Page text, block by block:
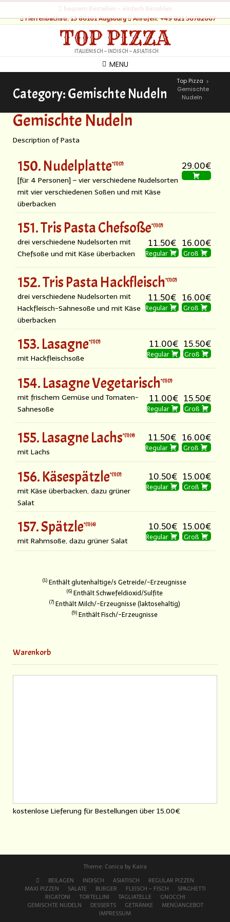
Herrenbachstr. 13 86161 Augsburg
Anrufen: +49 821 56782667
TOP PIZZA
ITALIENISCH – INDISCH – ASIATISCH
MENU
Category:Gemischte Nudeln
Top Pizza >
Gemischte
Nudeln
Gemischte Nudeln
Description of Pasta
150. Nudelplatte 1 7 29.00€
[für 4 Personen] – vier verschiedene Nudelsorten
mit vier verschiedenen Soßen und mit Käse
überbacken
151. Tris Pasta Chefsoße 1 7
11.50€
Regular
16.00€
Groß
drei verschiedene Nudelsorten mit
Chefsoße und mit Käse überbacken
152. Tris Pasta Hackfleisch 1 7
11.50€
Regular
16.00€
Groß
drei verschiedene Nudelsorten mit
Hackfleisch-Sahnesoße und mit Käse
überbacken
153. Lasagne 1 7 11.00€
Regular
15.50€
Groß
mit Hackfleischsoße
154. Lasagne Vegetarisch 1 7
11.00€
Regular
15.50€
Groß
mit frischem Gemüse und Tomaten-
Sahnesoße
155. Lasagne Lachs 1 9 11.50€
Regular
16.00€
Groß
mit Lachs
156. Käsespätzle 1 7 10.50€
Regular
15.00€
Groß
mit Käse überbacken, dazu grüner
Salat
157. Spätzle 1 6 10.50€
Regular
15.00€
Groß
mit Rahmsoße, dazu grüner Salat
1 Enthält glutenhaltige/s Getreide/-Erzeugnisse
6 Enthält Schwefeldioxid/Sulfite
7 Enthält Milch/-Erzeugnisse (laktosehaltig)
9 Enthält Fisch/-Erzeugnisse
Warenkorb
kostenlose Lieferung für Bestellungen über 15.00€
Theme: Conica by Kaira
BEILAGEN INDISCH ASIATISCH
REGULAR PIZZEN
MAXI PIZZEN
SALATE BURGER FLEISCH – FISCH
SPAGHETTI
RIGATONI
TORTELLINI TAGLIATELLE
GNOCCHI
GEMISCHTE NUDELN
DESSERTS GETRÄNKE
MENÜANGEBOT
IMPRESSUM